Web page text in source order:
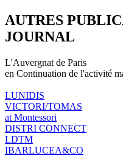
AUTRES
JOURNAL
L'Auvergnat de Paris
en Continuation de l'activité
LUNIDIS
VICTORI/TOMAS
at Montessori
DISTRI CONNECT
LDTM
IBARLUCEA&CO